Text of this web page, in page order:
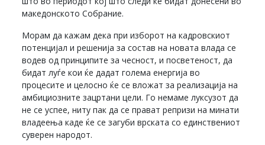
македонското Собрание.
Морам да кажам дека при изборот на кадровскиот
потенцијал и решенија за состав на новата влада се
водев од принципите за чесност, и посветеност, да
бидат луѓе кои ќе дадат голема енергија во
процесите и целосно ќе се вложат за реализација на
амбициозните зацртани цели. Го немаме луксузот да
не се успее, ниту пак да се прават репризи на минати
владеења каде ќе се загуби врската со единствениот
суверен народот.